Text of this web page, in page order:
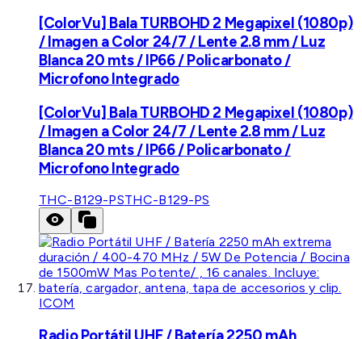
[ColorVu] Bala TURBOHD 2 Megapixel (1080p)
/ Imagen a Color 24/7 / Lente 2.8 mm / Luz
Blanca 20 mts / IP66 / Policarbonato /
Microfono Integrado
[ColorVu] Bala TURBOHD 2 Megapixel (1080p)
/ Imagen a Color 24/7 / Lente 2.8 mm / Luz
Blanca 20 mts / IP66 / Policarbonato /
Microfono Integrado
THC-B129-PSTHC-B129-PS
ICOM